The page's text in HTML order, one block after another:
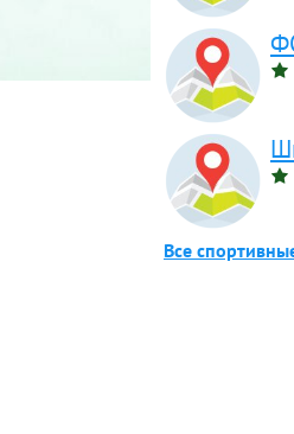
Все